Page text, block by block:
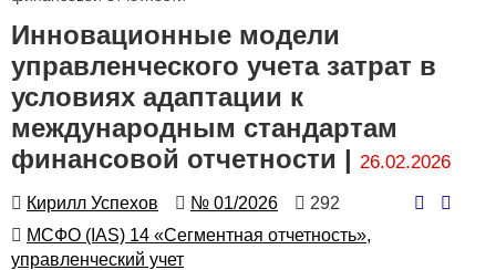
Инновационные модели
управленческого учета затрат в
условиях адаптации к
международным стандартам
финансовой отчетности | 26.02.2026
Автор
Кирилл Успехов Номер
№ 01/2026
Количество
292
Автор
МСФО (IAS) 14 «Сегментная отчетность»,
управленческий учет